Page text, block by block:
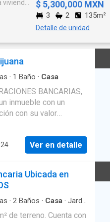
$ 5,300,000 MXN
3 2 135m²
Detalle de unidad
· 1 Baño · Casa
BANCARIAS,
inmueble con un
con su valor
recursos propios (no
realiza mediante una
estimado para la
propiedades son
plusvalía o crecer
por debajo del
renta o reventa Si le
Ver en detalle
Ubicada en
· 2 Baños · Casa · Jardín
de terreno. Cuenta con